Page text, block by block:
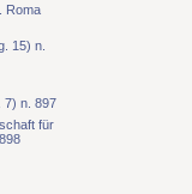
Roma
15) n.
7) n. 897
für